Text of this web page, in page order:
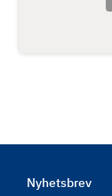
Nyhetsbrev